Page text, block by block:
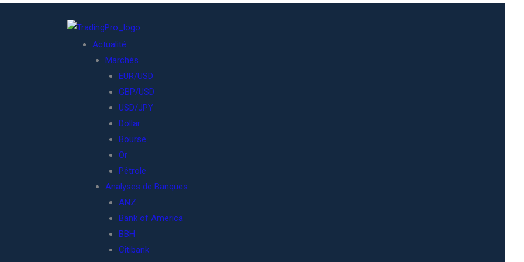
Actualité
Marchés
EUR/USD
GBP/USD
USD/JPY
Dollar
Bourse
Or
Pétrole
Analyses de Banques
ANZ
Bank of America
BBH
Citibank